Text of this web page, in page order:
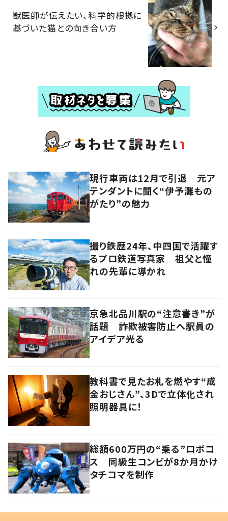
獣医師が伝えたい、科学的根拠に
基づいた猫との向き合い方
現行車両は12月で引退 元ア
テンダントに聞く“伊予灘もの
がたり”の魅力
撮り鉄歴24年、中四国で活躍す
るプロ鉄道写真家 祖父と憧
れの先輩に導かれ
京急北品川駅の“注意書き”が
話題 詐欺被害防止へ駅員の
アイデア光る
教科書で見たお札を燃やす“成
金おじさん”、3Dで立体化され
照明器具に！
総額600万円の“乗る”ロボコ
ス 同級生コンビが8か月かけ
タチコマを制作